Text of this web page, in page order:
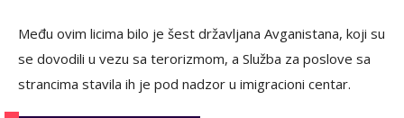
Među ovim licima bilo je šest državljana Avganistana, koji su
se dovodili u vezu sa terorizmom, a Služba za poslove sa
strancima stavila ih je pod nadzor u imigracioni centar.